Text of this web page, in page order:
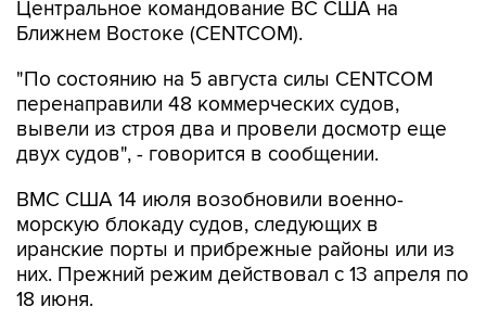
Центральное командование ВС США на
Ближнем Востоке (CENTCOM).
"По состоянию на 5 августа силы CENTCOM
перенаправили 48 коммерческих судов,
вывели из строя два и провели досмотр еще
двух судов", - говорится в сообщении.
ВМС США 14 июля возобновили военно-
морскую блокаду судов, следующих в
иранские порты и прибрежные районы или из
них. Прежний режим действовал с 13 апреля по
18 июня.